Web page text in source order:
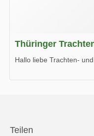
Thüringer
Hallo liebe Trachten-
Teilen